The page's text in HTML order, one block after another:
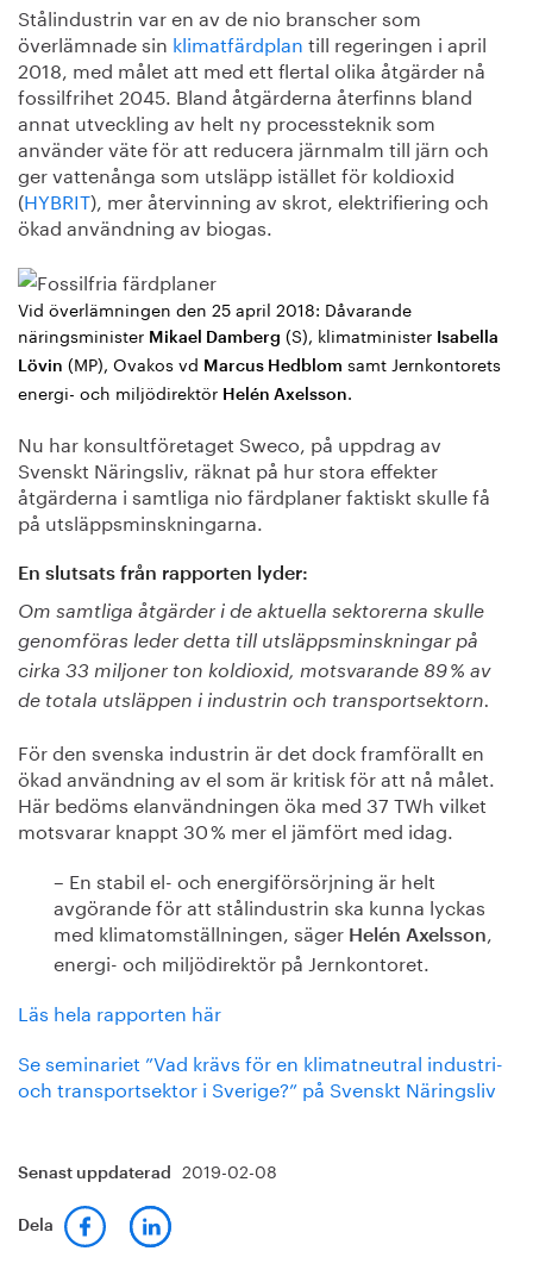
Stålindustrin var en av de nio branscher som
överlämnade sin klimatfärdplan till regeringen i april
2018, med målet att med ett flertal olika åtgärder nå
fossilfrihet 2045. Bland åtgärderna återfinns bland
annat utveckling av helt ny processteknik som
använder väte för att reducera järnmalm till järn och
ger vattenånga som utsläpp istället för koldioxid
(HYBRIT), mer återvinning av skrot, elektrifiering och
ökad användning av biogas.
Vid överlämningen den 25 april 2018: Dåvarande
näringsminister Mikael Damberg (S), klimatminister Isabella
Lövin (MP), Ovakos vd Marcus Hedblom samt Jernkontorets
energi- och miljödirektör Helén Axelsson.
Nu har konsultföretaget Sweco, på uppdrag av
Svenskt Näringsliv, räknat på hur stora effekter
åtgärderna i samtliga nio färdplaner faktiskt skulle få
på utsläppsminskningarna.
En slutsats från rapporten lyder:
Om samtliga åtgärder i de aktuella sektorerna skulle
genomföras leder detta till utsläppsminskningar på
cirka 33 miljoner ton koldioxid, motsvarande 89 % av
de totala utsläppen i industrin och transportsektorn.
För den svenska industrin är det dock framförallt en
ökad användning av el som är kritisk för att nå målet.
Här bedöms elanvändningen öka med 37 TWh vilket
motsvarar knappt 30 % mer el jämfört med idag.
– En stabil el- och energiförsörjning är helt
avgörande för att stålindustrin ska kunna lyckas
med klimatomställningen, säger Helén Axelsson,
energi- och miljödirektör på Jernkontoret.
Läs hela rapporten här
Se seminariet ”Vad krävs för en klimatneutral industri-
och transportsektor i Sverige?” på Svenskt Näringsliv
Senast uppdaterad 2019-02-08
Dela